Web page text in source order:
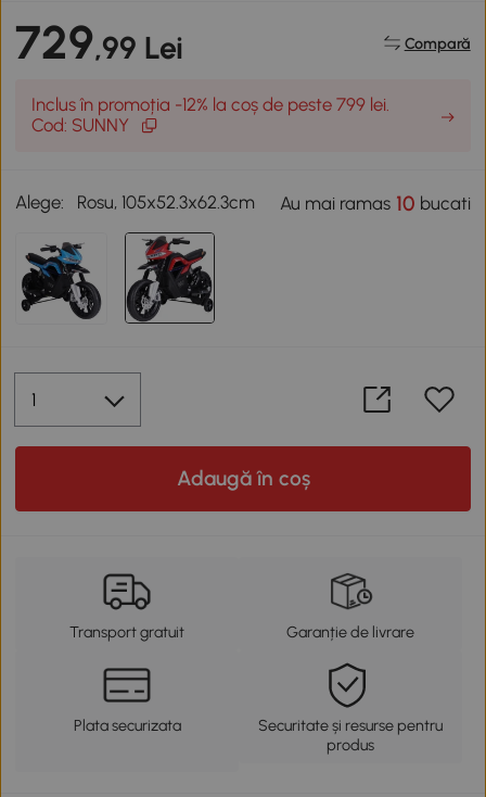
729,99 Lei Compară
Inclus în promoția -12% la coș de peste 799 lei.
Cod: SUNNY
Alege: Rosu, 105x52.3x62.3cm Au mai ramas10 bucati
Adaugă în coș
Transport gratuit Garanție de livrare
Plata securizata
Securitate și resurse pentru
produs